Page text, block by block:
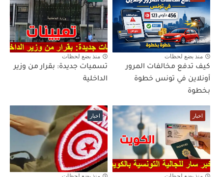
منذ بضع لحظات
كيف تدفع مخالفات المرور
أونلاين في تونس خطوة
بخطوة
منذ بضع لحظات
تسميات جديدة: بقرار من وزير
الداخلية
اخبار اخبار